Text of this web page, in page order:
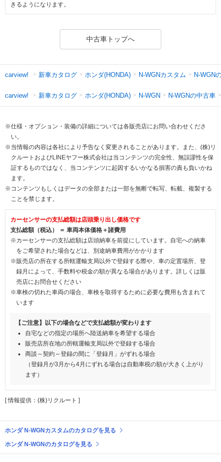
きるようになります。
中古車トップへ
carview! 新車カタログ ホンダ(HONDA) N-WGNカスタム N-WGN
carview! 新車カタログ ホンダ(HONDA) N-WGN N-WGNの中古車
※仕様・オプション・装備の詳細については各販売店にお問い合わせくださ
い。
※当情報の内容は各社により予告なく変更されることがあります。また、(株)リ
クルートおよびLINEヤフー株式会社は当コンテンツの完全性、無誤謬性を保
証するものではなく、当コンテンツに起因するいかなる損害の責も負いかね
ます。
※コンテンツもしくはデータの全部または一部を無断で転写、転載、複製する
ことを禁じます。
カーセンサーの支払総額は店頭乗り出し価格です
支払総額（税込） ＝ 車両本体価格＋諸費用
※カーセンサーの支払総額は店頭納車を前提にしています。自宅への納車
をご希望された場合などは、別途納車費用がかかります
※販売店の所在する所轄運輸支局以外で登録する際や、車の定置場所、登
録月によって、手数料や税金の額が異なる場合があります。詳しくは販
売店にお問合せください
※車検の切れた車両の場合、車検を取得するために必要な費用も含まれて
います
【ご注意】以下の場合などで支払総額が変わります
自宅などの指定の場所へ陸送納車を希望する場合
販売店所在地の所轄運輸支局以外で登録する場合
商談～契約～登録の間に「登録月」がずれる場合
（登録月が3月から4月にずれる場合は自動車税の額が大きく上がり
ます）
[ 情報提供：(株)リクルート ]
ホンダ N-WGNカスタムのカタログを見る
ホンダ N-WGNのカタログを見る